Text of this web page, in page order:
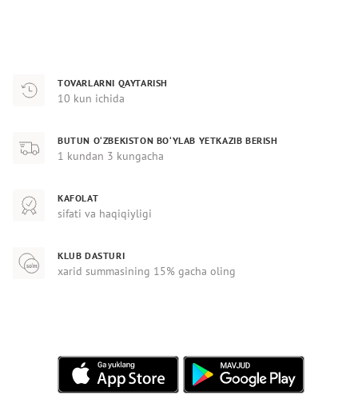
TOVARLARNI QAYTARISH
10 kun ichida
BUTUN O‘ZBEKISTON BO‘YLAB YETKAZIB BERISH
1 kundan 3 kungacha
KAFOLAT
sifati va haqiqiyligi
KLUB DASTURI
xarid summasining 15% gacha oling